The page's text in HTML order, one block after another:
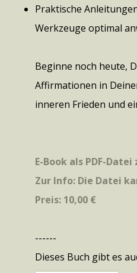
Praktische
Werkzeuge optimal
Beginne noch heute,
Affirmationen in
inneren Frieden und
E-Book als PDF-
Zur Info: Die Datei
Preis: 10,00 €
------
Dieses Buch gibt es